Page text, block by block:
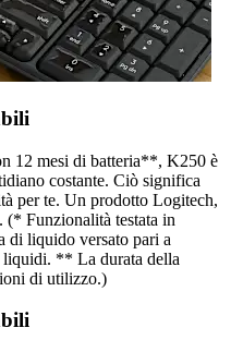
12 mesi di batteria**, K250 è
costante. Ciò significa
per te. Un prodotto Logitech,
(* Funzionalità testata in
di liquido versato pari a
liquidi. ** La durata della
di utilizzo.)